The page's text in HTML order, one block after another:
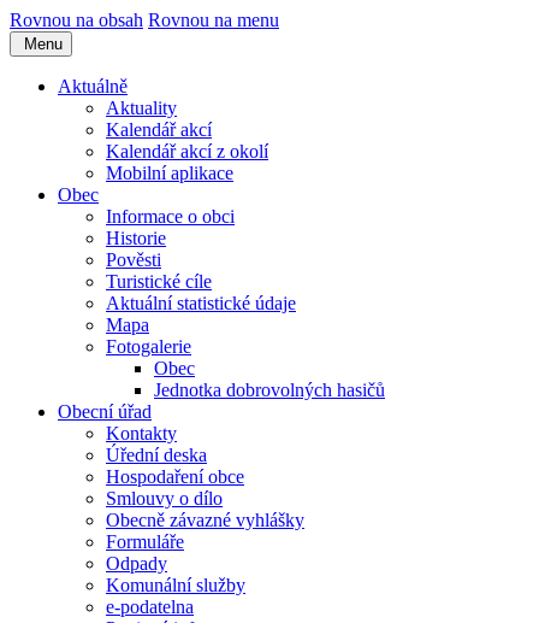
Rovnou na obsah Rovnou na menu
Menu
Aktuálně
Aktuality
Kalendář akcí
Kalendář akcí z okolí
Mobilní aplikace
Obec
Informace o obci
Historie
Pověsti
Turistické cíle
Aktuální statistické údaje
Mapa
Fotogalerie
Obec
Jednotka dobrovolných hasičů
Obecní úřad
Kontakty
Úřední deska
Hospodaření obce
Smlouvy o dílo
Obecně závazné vyhlášky
Formuláře
Odpady
Komunální služby
e-podatelna